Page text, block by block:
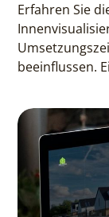
Erfahren Sie
beeinflussen.